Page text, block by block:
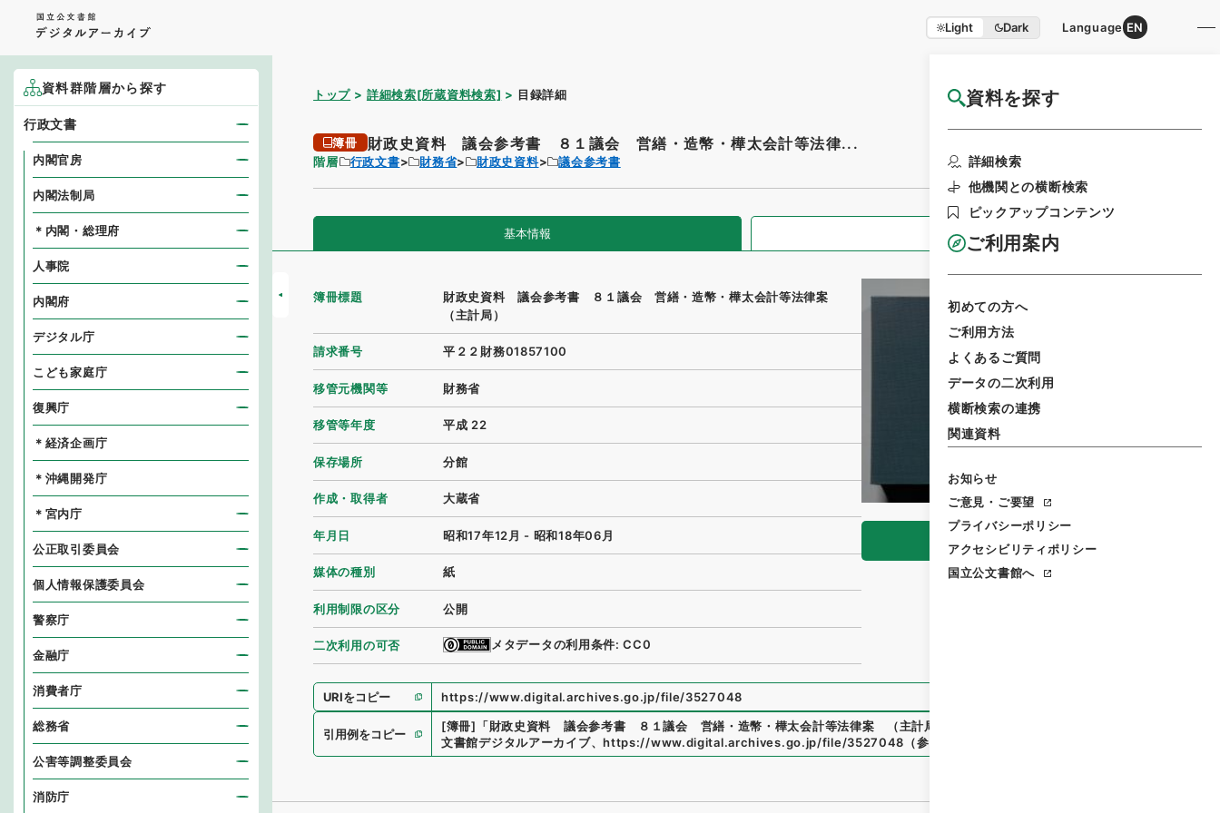
Light Dark Language EN
資料を探す
詳細検索
他機関との横断検索
ピックアップコンテンツ
ご利用案内
初めての方へ
ご利用方法
よくあるご質問
データの二次利用
横断検索の連携
関連資料
お知らせ
ご意見・ご要望
プライバシーポリシー
アクセシビリティポリシー
国立公文書館へ
トップ 詳細検索[所蔵資料検索] 目録詳細 国立公文書館HP利用案内
簿冊 財政史資料 議会参考書 ８１議会 営繕・造幣・樺太会計等法律...
階層 行政文書 財務省 財政史資料 議会参考書
基本情報 全ての情報
閲覧
簿冊標題
財政史資料 議会参考書 ８１議会 営繕・造幣・樺太会計等法律案
（主計局）
請求番号 平２２財務01857100
移管元機関等 財務省
移管等年度 平成 22
保存場所 分館
作成・取得者 大蔵省
年月日 昭和17年12月 - 昭和18年06月
媒体の種別 紙
利用制限の区分 公開
二次利用の可否 メタデータの利用条件: CC0
URIをコピー https://www.digital.archives.go.jp/file/3527048
引用例をコピー
[簿冊] 「財政史資料 議会参考書 ８１議会 営繕・造幣・樺太会計等法律案 （主計局）
文書館デジタルアーカイブ、https://www.digital.archives.go.jp/file/3527048 （参照
資料群階層から探す
行政文書
内閣官房
内閣法制局
＊内閣・総理府
人事院
内閣府
デジタル庁
こども家庭庁
復興庁
＊経済企画庁
＊沖縄開発庁
＊宮内庁
公正取引委員会
個人情報保護委員会
警察庁
金融庁
消費者庁
総務省
公害等調整委員会
消防庁